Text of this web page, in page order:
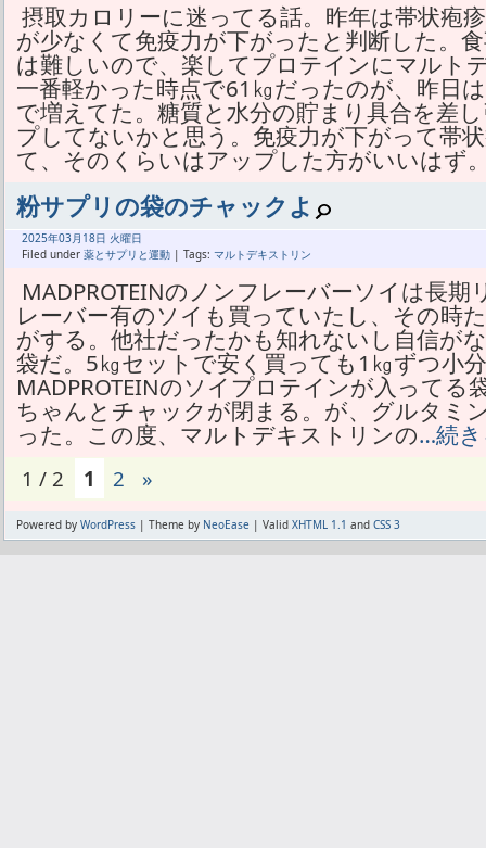
摂取カロリーに迷ってる話。昨年は帯状疱
が少なくて免疫力が下がったと判断した。
は難しいので、楽してプロテインにマルト
一番軽かった時点で61㎏だったのが、昨日
で増えてた。糖質と水分の貯まり具合を差
プしてないかと思う。免疫力が下がって帯
て、そのくらいはアップした方がいいはず
粉サプリの袋のチャックよ
2025年03月 18日 火曜日
Filed under 薬とサプリと運動 | Tags: マルトデキストリン
MADPROTEINのノンフレーバーソイは長
レーバー有のソイも買っていたし、その時
がする。他社だったかも知れないし自信が
袋だ。5㎏セットで安く買っても1㎏ずつ小
MADPROTEINのソイプロテインが入って
ちゃんとチャックが閉まる。が、グルタミ
った。この度、マルトデキストリンの…続
1 / 2 1 2 »
Powered by WordPress | Theme by NeoEase | Valid XHTML 1.1 and CSS 3